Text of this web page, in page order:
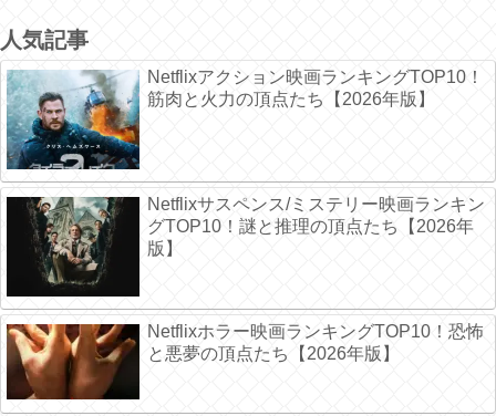
人気記事
Netflixアクション映画ランキングTOP10！
筋肉と火力の頂点たち【2026年版】
Netflixサスペンス/ミステリー映画ランキン
グTOP10！謎と推理の頂点たち【2026年
版】
Netflixホラー映画ランキングTOP10！恐怖
と悪夢の頂点たち【2026年版】